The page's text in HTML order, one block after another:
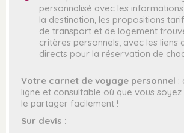
personnalisé avec les
la destination, les propositions
de transport et de logement
critères personnels, avec les liens
directs pour la réservation de
Votre carnet de voyage personnel :
ligne et consultable où que vous
le partager facilement !
Sur devis :